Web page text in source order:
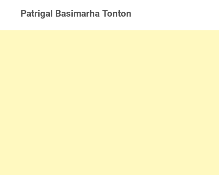
Patrigal Basimarha Tonton